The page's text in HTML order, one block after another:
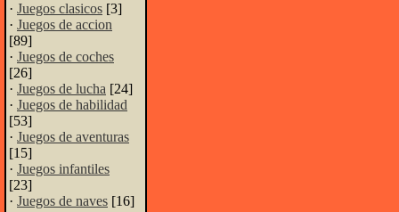
· Juegos clasicos [3]
· Juegos de accion
[89]
· Juegos de coches
[26]
· Juegos de lucha [24]
· Juegos de habilidad
[53]
· Juegos de aventuras
[15]
· Juegos infantiles
[23]
· Juegos de naves [16]